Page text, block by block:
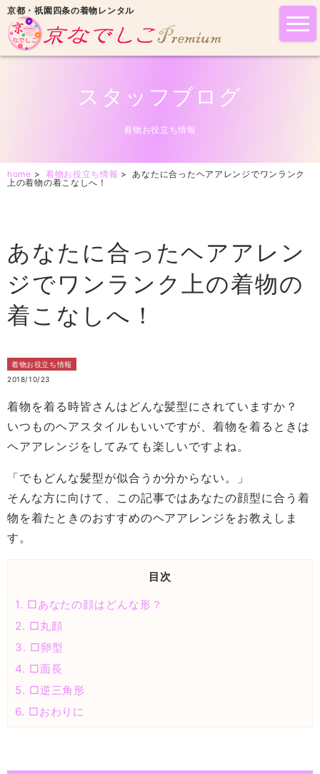
京都・祇園四条の着物レンタル
スタッフブログ
着物お役立ち情報
home > 着物お役立ち情報 >あなたに合ったヘアアレンジでワンランク
上の着物の着こなしへ！
あなたに合ったヘアアレン
ジでワンランク上の着物の
着こなしへ！
着物お役立ち情報
2018/10/23
着物を着る時皆さんはどんな髪型にされていますか？
いつものヘアスタイルもいいですが、着物を着るときは
ヘアアレンジをしてみても楽しいですよね。
「でもどんな髪型が似合うか分からない。」
そんな方に向けて、この記事ではあなたの顔型に合う着
物を着たときのおすすめのヘアアレンジをお教えしま
す。
目次
1. □あなたの顔はどんな形？
2. □丸顔
3. □卵型
4. □面長
5. □逆三角形
6. □おわりに